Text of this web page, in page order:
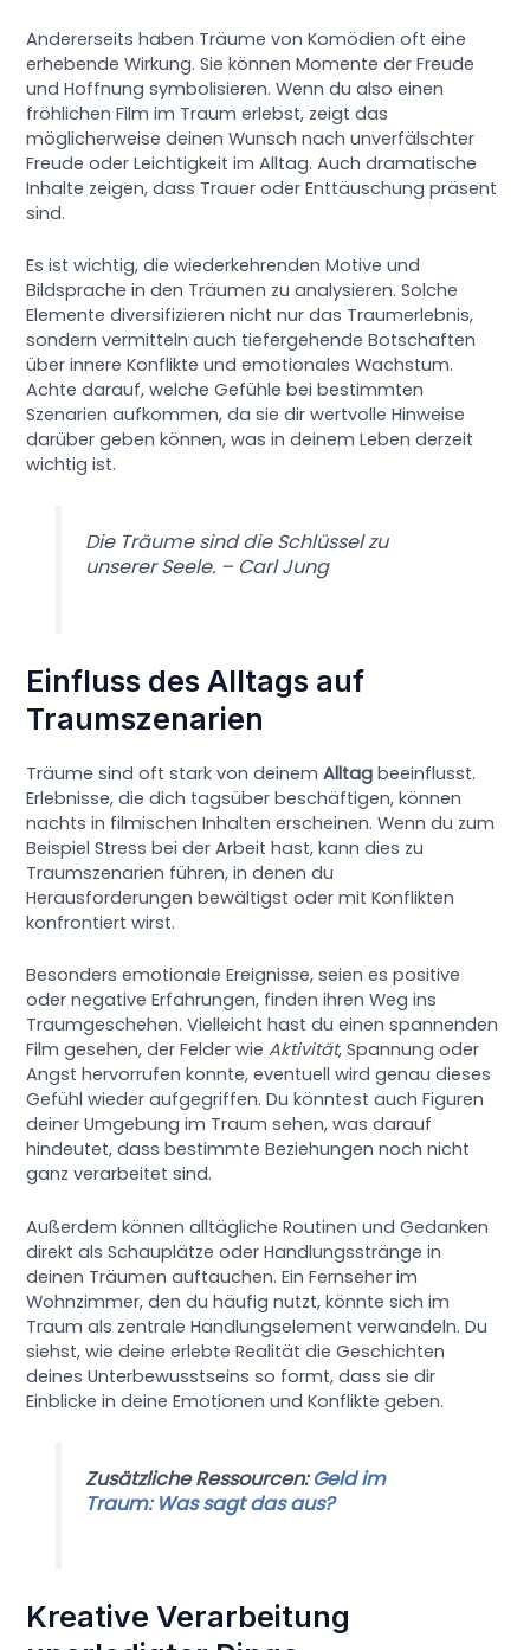
Andererseits haben Träume von Komödien oft eine
erhebende Wirkung. Sie können Momente der Freude
und Hoffnung symbolisieren. Wenn du also einen
fröhlichen Film im Traum erlebst, zeigt das
möglicherweise deinen Wunsch nach unverfälschter
Freude oder Leichtigkeit im Alltag. Auch dramatische
Inhalte zeigen, dass Trauer oder Enttäuschung präsent
sind.
Es ist wichtig, die wiederkehrenden Motive und
Bildsprache in den Träumen zu analysieren. Solche
Elemente diversifizieren nicht nur das Traumerlebnis,
sondern vermitteln auch tiefergehende Botschaften
über innere Konflikte und emotionales Wachstum.
Achte darauf, welche Gefühle bei bestimmten
Szenarien aufkommen, da sie dir wertvolle Hinweise
darüber geben können, was in deinem Leben derzeit
wichtig ist.
Die Träume sind die Schlüssel zu
unserer Seele. – Carl Jung
Einfluss des Alltags auf
Traumszenarien
Träume sind oft stark von deinemAlltag beeinflusst.
Erlebnisse, die dich tagsüber beschäftigen, können
nachts in filmischen Inhalten erscheinen. Wenn du zum
Beispiel Stress bei der Arbeit hast, kann dies zu
Traumszenarien führen, in denen du
Herausforderungen bewältigst oder mit Konflikten
konfrontiert wirst.
Besonders emotionale Ereignisse, seien es positive
oder negative Erfahrungen, finden ihren Weg ins
Traumgeschehen. Vielleicht hast du einen spannenden
Film gesehen, der Felder wieAktivität, Spannung oder
Angst hervorrufen konnte, eventuell wird genau dieses
Gefühl wieder aufgegriffen. Du könntest auch Figuren
deiner Umgebung im Traum sehen, was darauf
hindeutet, dass bestimmte Beziehungen noch nicht
ganz verarbeitet sind.
Außerdem können alltägliche Routinen und Gedanken
direkt als Schauplätze oder Handlungsstränge in
deinen Träumen auftauchen. Ein Fernseher im
Wohnzimmer, den du häufig nutzt, könnte sich im
Traum als zentrale Handlungselement verwandeln. Du
siehst, wie deine erlebte Realität die Geschichten
deines Unterbewusstseins so formt, dass sie dir
Einblicke in deine Emotionen und Konflikte geben.
Zusätzliche Ressourcen:Geld im
Traum: Was sagt das aus?
Kreative Verarbeitung